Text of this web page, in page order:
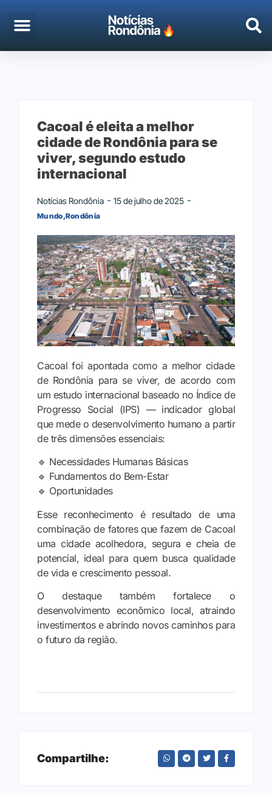
Cacoal é eleita a melhor
cidade de Rondônia para se
viver, segundo estudo
internacional
Notícias Rondônia 15 de julho de 2025
Mundo,Rondônia
Cacoal foi apontada como a melhor cidade
de Rondônia para se viver, de acordo com
um estudo internacional baseado no Índice de
Progresso Social (IPS) — indicador global
que mede o desenvolvimento humano a partir
de três dimensões essenciais:
🔹 Necessidades Humanas Básicas
🔹 Fundamentos do Bem-Estar
🔹 Oportunidades
Esse reconhecimento é resultado de uma
combinação de fatores que fazem de Cacoal
uma cidade acolhedora, segura e cheia de
potencial, ideal para quem busca qualidade
de vida e crescimento pessoal.
O destaque também fortalece o
desenvolvimento econômico local, atraindo
investimentos e abrindo novos caminhos para
o futuro da região.
Compartilhe: